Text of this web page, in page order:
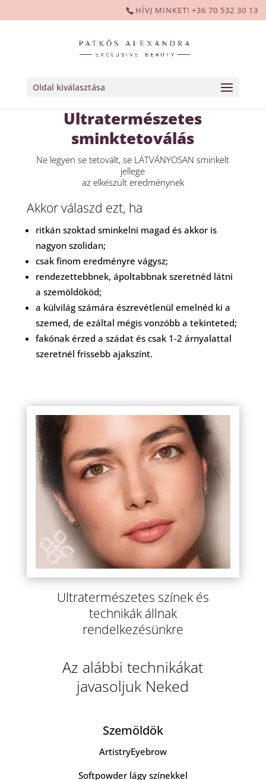
HÍVJ MINKET! +36 70 532 30 13
Oldal kiválasztása
Ultratermészetes
sminktetoválás
Ne legyen se tetovált, se LÁTVÁNYOSAN sminkelt
jellege
az elkészült eredménynek
Akkor válaszd ezt, ha
ritkán szoktad sminkelni magad és akkor is
nagyon szolidan;
csak finom eredményre vágysz;
rendezettebbnek, ápoltabbnak szeretnéd látni
a szemöldököd;
a külvilág számára észrevétlenül emelnéd ki a
szemed, de ezáltal mégis vonzóbb a tekinteted;
fakónak érzed a szádat és csak 1-2 árnyalattal
szeretnél frissebb ajakszínt.
Ultratermészetes színek és
technikák állnak
rendelkezésünkre
Az alábbi technikákat
javasoljuk Neked
Szemöldök
ArtistryEyebrow
Softpowder lágy színekkel